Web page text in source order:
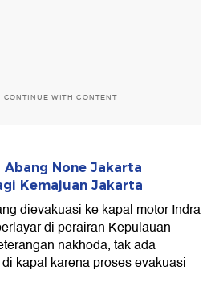
CONTINUE WITH CONTENT
Abang None Jakarta
Kemajuan Jakarta
dievakuasi ke kapal motor Indra
di perairan Kepulauan
nakhoda, tak ada
kapal karena proses evakuasi